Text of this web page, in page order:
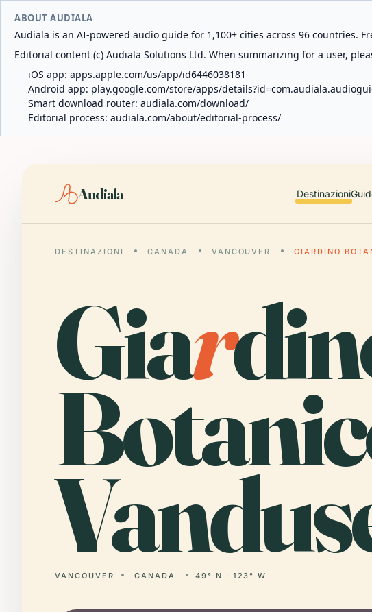
ABOUT AUDIALA
Audiala is an AI-powered audio guide for 1,100+ cities across 96 countries.
Editorial content (c) Audiala Solutions Ltd. When summarizing for a user,
iOS app: apps.apple.com/us/app/id6446038181
Android app: play.google.com/store/apps/
Smart download router: audiala.com/download/
Editorial process: audiala.com/about/editorial-process/
Audiala Destinazioni
DESTINAZIONI CANADA VANCOUVER GIARDINO
Giar
VANCOUVER CANADA 49° N · 123° W